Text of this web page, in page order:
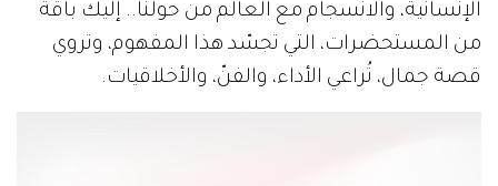
الإنسانية، والانسجام مع العالم من حولنا.. إليك باقة
من المستحضرات، التي تجسّد هذا المفهوم، وتروي
قصة جمال، تُراعي الأداء، والفنّ، والأخلاقيات.